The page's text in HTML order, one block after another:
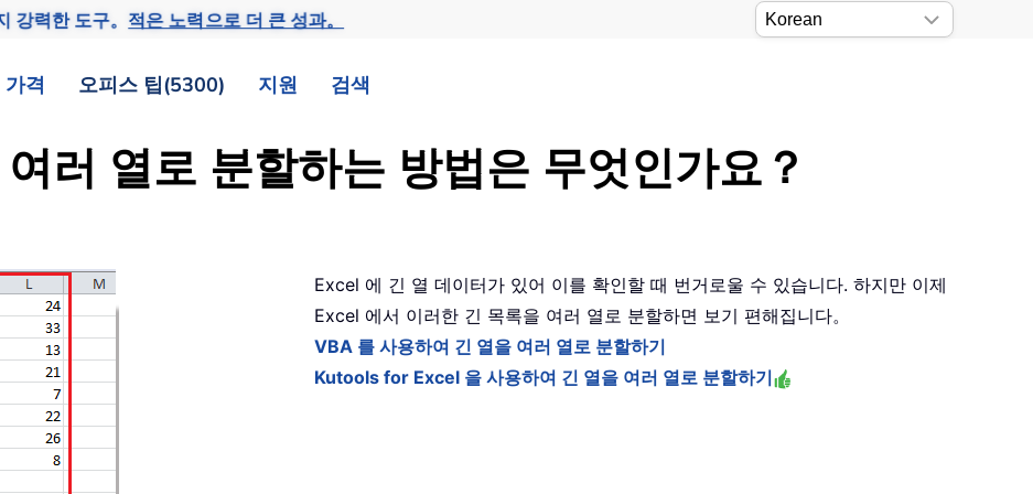
력한 도구。 적은 노력으로 더 큰 성과。
가격 오피스 팁(5300) 지원 검색
러 열로 분할하는 방법은 무엇인가요？
Excel 에 긴 열 데이터가 있어 이를 확인할 때 번거로울 수 있습니다. 하지만 이제
Excel 에서 이러한 긴 목록을 여러 열로 분할하면 보기 편해집니다。
VBA 를 사용하여 긴 열을 여러 열로 분할하기
Kutools for Excel 을 사용하여 긴 열을 여러 열로 분할하기